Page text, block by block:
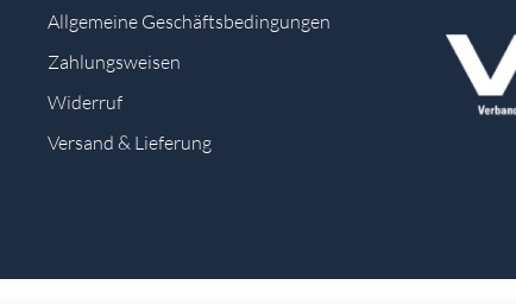
Allgemeine Geschäftsbedingungen
Zahlungsweisen
Widerruf
Versand & Lieferung